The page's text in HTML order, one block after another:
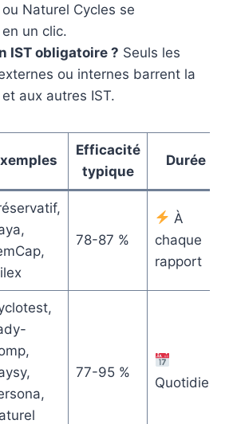
Naturel Cycles se
un clic.
IST obligatoire ? Seuls les
ou internes barrent la
aux autres IST.
Efficacité
typique
Durée
78-87 %
À
chaque
rapport
77-95 %
Quotidien